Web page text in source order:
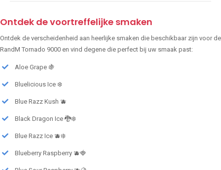
Ontdek de voortreffelijke smaken
Ontdek de verscheidenheid aan heerlijke smaken die beschikbaar zijn voor de
RandM Tornado 9000 en vind degene die perfect bij uw smaak past:
Aloe Grape 🍇
Bluelicious Ice ❄️
Blue Razz Kush 🫐
Black Dragon Ice 🐉❄️
Blue Razz Ice 🫐❄️
Blueberry Raspberry 🫐🍓